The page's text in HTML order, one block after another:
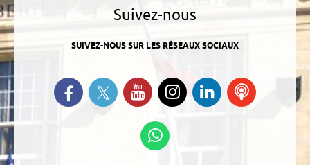
Suivez-nous
SUIVEZ-NOUS SUR LES RÉSEAUX SOCIAUX
Retrouvez-nous sur Facebook
Suivez-nous sur Twitter
Suivez-nous sur YouTube
Suivez-nous sur
Instagram
Retrouvez-
nous sur
Ecoutez